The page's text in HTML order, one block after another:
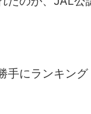
手にランキン